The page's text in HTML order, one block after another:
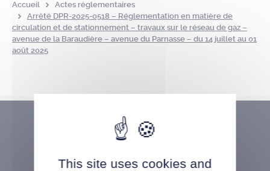
Accueil
Actes réglementaires
Arrêté DPR-2025-0518 – Réglementation en matière de
circulation et de stationnement – travaux sur le réseau de gaz –
avenue de la Baraudière – avenue du Parnasse – du 14 juillet au 01
août 2025
This site uses cookies and